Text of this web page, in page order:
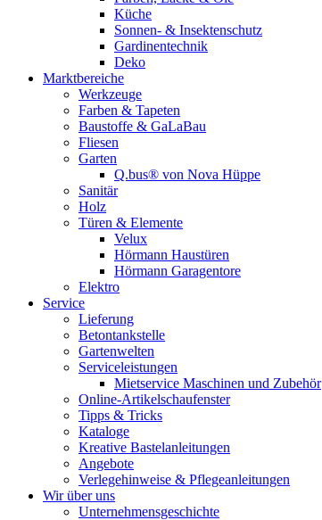
Küche
Sonnen- & Insektenschutz
Gardinentechnik
Deko
Marktbereiche
Werkzeuge
Farben & Tapeten
Baustoffe & GaLaBau
Fliesen
Garten
Q.bus® von Nova Hüppe
Sanitär
Holz
Türen & Elemente
Velux
Hörmann Haustüren
Hörmann Garagentore
Elektro
Service
Lieferung
Betontankstelle
Gartenwelten
Serviceleistungen
Mietservice Maschinen und Zubehör
Online-Artikelschaufenster
Tipps & Tricks
Kataloge
Kreative Bastelanleitungen
Angebote
Verlegehinweise & Pflegeanleitungen
Wir über uns
Unternehmensgeschichte